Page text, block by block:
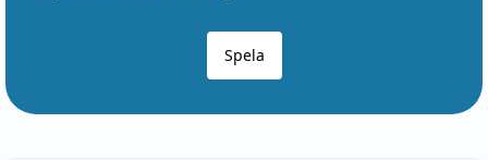
Spela